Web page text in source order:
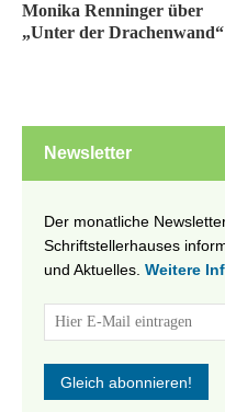
Monika Renninger über
„Unter der Drachenwand“
Newsletter
Der monatliche
Schriftstellerhauses
und Aktuelles. Weitere